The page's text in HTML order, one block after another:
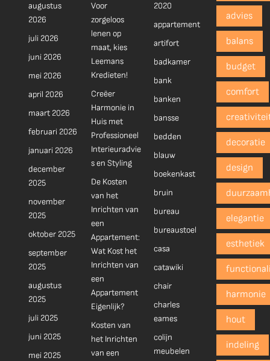
augustus
2026
juli 2026
juni 2026
mei 2026
april 2026
maart 2026
februari 2026
januari 2026
december
2025
november
2025
oktober 2025
september
2025
augustus
2025
juli 2025
juni 2025
mei 2025
Voor
zorgeloos
lenen op
maat, kies
Leemans
Kredieten!
Creëer
Harmonie in
Huis met
Professioneel
Interieuradvie
s en Styling
De Kosten
van het
Inrichten van
een
Appartement:
Wat Kost het
Inrichten van
een
Appartement
Eigenlijk?
Kosten van
het Inrichten
van een
2020
appartement
artifort
badkamer
bank
banken
bansse
bedden
blauw
boekenkast
bruin
bureau
bureaustoel
casa
catawiki
chair
charles
eames
colijn
meubelen
advies
balans
budget
comfort
decoratie
design
elegantie
esthetiek
harmonie
hout
indeling